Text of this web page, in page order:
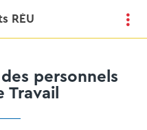
RÉU
personnels
Travail